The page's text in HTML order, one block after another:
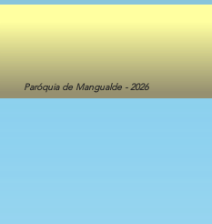
Paróquia de Mangualde - 2026